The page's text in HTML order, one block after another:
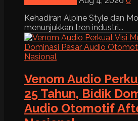
Kehadiran Alpine Style dan
menunjukkan tren industri...
Venom Audio
25 Tahun, Bidik
Audio Otomotif